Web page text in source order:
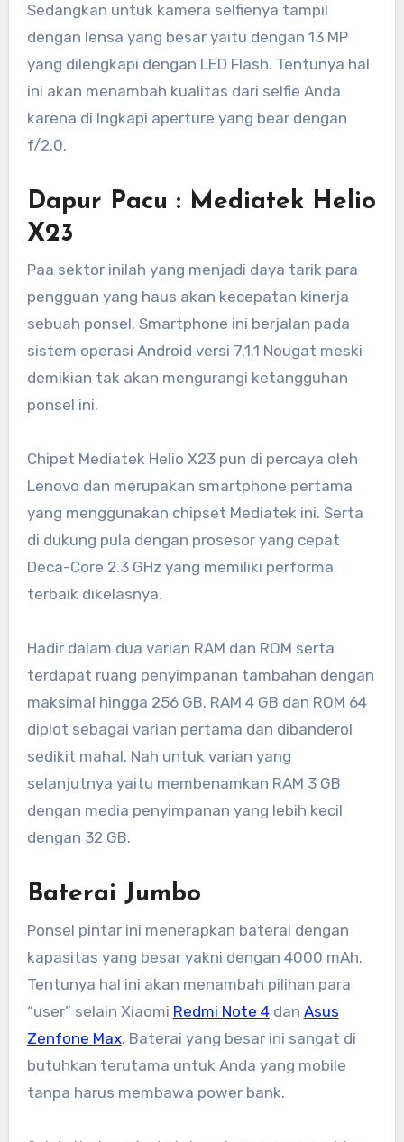
Sedangkan untuk kamera selfienya tampil
dengan lensa yang besar yaitu dengan 13 MP
yang dilengkapi dengan LED Flash. Tentunya hal
ini akan menambah kualitas dari selfie Anda
karena di lngkapi aperture yang bear dengan
f/2.0.
Dapur Pacu : Mediatek Helio
X23
Paa sektor inilah yang menjadi daya tarik para
pengguan yang haus akan kecepatan kinerja
sebuah ponsel. Smartphone ini berjalan pada
sistem operasi Android versi 7.1.1 Nougat meski
demikian tak akan mengurangi ketangguhan
ponsel ini.
Chipet Mediatek Helio X23 pun di percaya oleh
Lenovo dan merupakan smartphone pertama
yang menggunakan chipset Mediatek ini. Serta
di dukung pula dengan prosesor yang cepat
Deca-Core 2.3 GHz yang memiliki performa
terbaik dikelasnya.
Hadir dalam dua varian RAM dan ROM serta
terdapat ruang penyimpanan tambahan dengan
maksimal hingga 256 GB. RAM 4 GB dan ROM 64
diplot sebagai varian pertama dan dibanderol
sedikit mahal. Nah untuk varian yang
selanjutnya yaitu membenamkan RAM 3 GB
dengan media penyimpanan yang lebih kecil
dengan 32 GB.
Baterai Jumbo
Ponsel pintar ini menerapkan baterai dengan
kapasitas yang besar yakni dengan 4000 mAh.
Tentunya hal ini akan menambah pilihan para
“user” selain Xiaomi Redmi Note 4dan Asus
Zenfone Max. Baterai yang besar ini sangat di
butuhkan terutama untuk Anda yang mobile
tanpa harus membawa power bank.